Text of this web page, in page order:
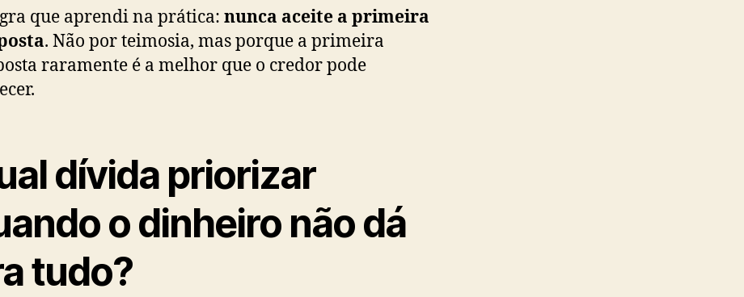
que aprendi na prática: nunca aceite a primeira
. Não por teimosia, mas porque a primeira
raramente é a melhor que o credor pode
dívida priorizar
o dinheiro não dá
tudo?